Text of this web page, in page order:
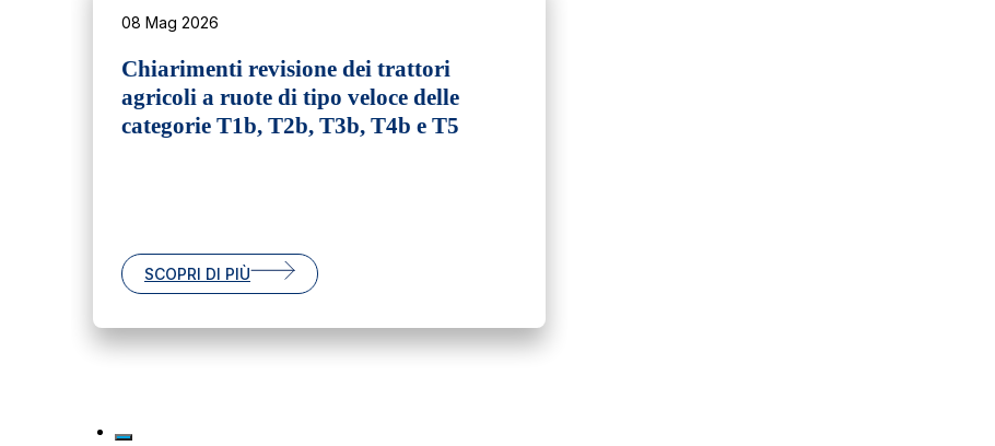
08 Mag 2026
Chiarimenti revisione dei trattori
agricoli a ruote di tipo veloce delle
categorie T1b, T2b, T3b, T4b e T5
SCOPRI DI PIÙ